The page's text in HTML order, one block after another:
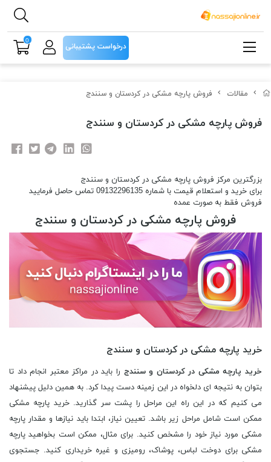
مقالات فروش پارچه مشکی در کردستان و سنندج
فروش پارچه مشکی در کردستان و سنندج
بزرگترین مرکز فروش پارچه مشکی در کردستان و سنندج
برای خرید و استعلام قیمت با شماره 09132296135 تماس حاصل فرمایید
فروش فقط به صورت عمده
فروش پارچه مشکی در کردستان و سنندج
خرید پارچه مشکی در کردستان و سنندج
خرید پارچه مشکی در کردستان و سنندج را باید در مراکز معتبر انجام داد تا
بتوان به نتیجه ای دلخواه در این زمینه دست پیدا کرد. به همین دلیل پیشنهاد
می کنیم که در این راه این مراحل را پشت سر گذارید. خرید پارچه مشکی
ممکن است شامل مراحل زیر باشد. تعیین نیاز، ابتدا باید نیازها و مقدار پارچه
مشکی مورد نیاز خود را مشخص کنید. برای مثال، ممکن است بخواهید پارچه
مشکی برای دوخت لباس، پوشاک، رومیزی و غیره خریداری کنید. جستجوی
درخواست پشتیبانی
0